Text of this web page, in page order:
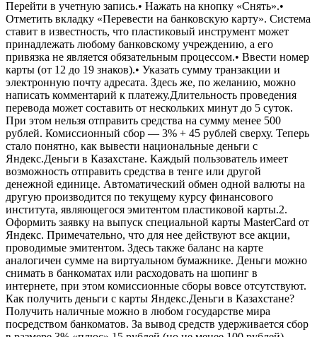
Перейти в учетную запись.• Нажать на кнопку «Снять».•
Отметить вкладку «Перевести на банковскую карту». Система
ставит в известность, что пластиковый инструмент может
принадлежать любому банковскому учреждению, а его
привязка не является обязательным процессом.• Ввести номер
карты (от 12 до 19 знаков).• Указать сумму транзакции и
электронную почту адресата. Здесь же, по желанию, можно
написать комментарий к платежу.Длительность проведения
перевода может составить от нескольких минут до 5 суток.
При этом нельзя отправить средства на сумму менее 500
рублей. Комиссионный сбор — 3% + 45 рублей сверху. Теперь
стало понятно, как вывести национальные деньги с
Яндекс.Деньги в Казахстане. Каждый пользователь имеет
возможность отправить средства в тенге или другой
денежной единице. Автоматический обмен одной валюты на
другую производится по текущему курсу финансового
института, являющегося эмитентом пластиковой карты.2.
Оформить заявку на выпуск специальной карты MasterCard от
Яндекс. Примечательно, что для нее действуют все акции,
проводимые эмитентом. Здесь также баланс на карте
аналогичен сумме на виртуальном бумажнике. Деньги можно
снимать в банкоматах или расходовать на шопинг в
интернете, при этом комиссионные сборы вовсе отсутствуют.
Как получить деньги с карты Яндекс.Деньги в Казахстане?
Получить наличные можно в любом государстве мира
посредством банкоматов. За вывод средств удерживается сбор